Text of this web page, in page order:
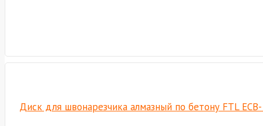
Диск для швонарезчика алмазный по бетону FTL